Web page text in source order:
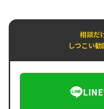
相談だ
しつこい勧